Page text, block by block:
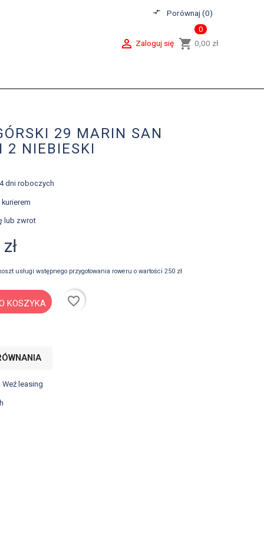
compare_arrows Porównaj (0)
shopping_cart
0
0,00 zł
 Zaloguj się
29 MARIN SAN
2 NIEBIESKI
dni roboczych
lub zwrot
usługi wstępnego przygotowania roweru o wartości 250 zł
KOSZYKA
favorite_border
leasing